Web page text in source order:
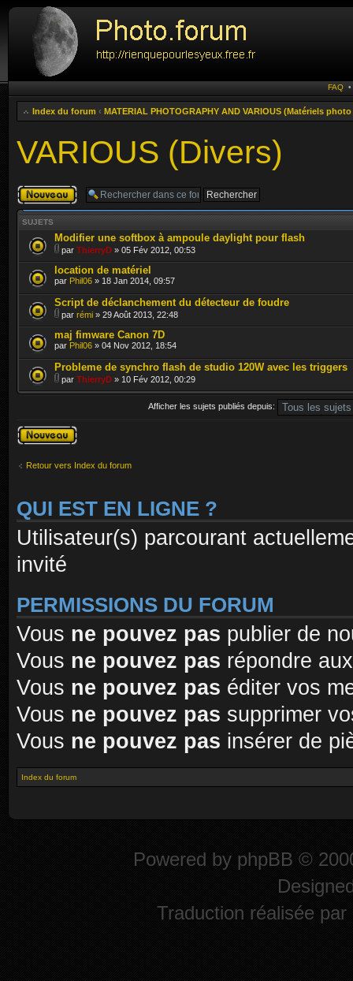
FAQ
Index du forum ‹ MATERIAL PHOTOGRAPHY AND VARIOUS (Matériels
VARIOUS (Divers)
Publier un
nouveau sujet
SUJETS
Modifier une softbox à ampoule daylight pour flash
par ThierryD » 05 Fév 2012, 00:53
location de matériel
par Phil06 » 18 Jan 2014, 09:57
Script de déclanchement du détecteur de foudre
par rémi » 29 Août 2013, 22:48
maj fimware Canon 7D
par Phil06 » 04 Nov 2012, 18:54
Probleme de synchro flash de studio 120W avec les triggers
par ThierryD » 10 Fév 2012, 00:29
Afficher les sujets publiés depuis:
Publier un
nouveau sujet
Retour vers Index du forum
QUI EST EN LIGNE ?
Utilisateur(s) parcourant
invité
PERMISSIONS DU FORUM
Vous ne pouvez pas publier de
Vous ne pouvez pas répondre
Vous ne pouvez pas éditer vos
Vous ne pouvez pas supprimer
Vous ne pouvez pas insérer de
Index du forum
Powered by phpBB ©
Traduction réalisée par